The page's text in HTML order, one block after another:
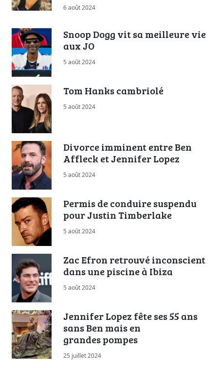
6 août 2024
Snoop Dogg vit sa meilleure vie
aux JO
5 août 2024
Tom Hanks cambriolé
5 août 2024
Divorce imminent entre Ben
Affleck et Jennifer Lopez
5 août 2024
Permis de conduire suspendu
pour Justin Timberlake
5 août 2024
Zac Efron retrouvé inconscient
dans une piscine à Ibiza
5 août 2024
Jennifer Lopez fête ses 55 ans
sans Ben mais en
grandes pompes
25 juillet 2024